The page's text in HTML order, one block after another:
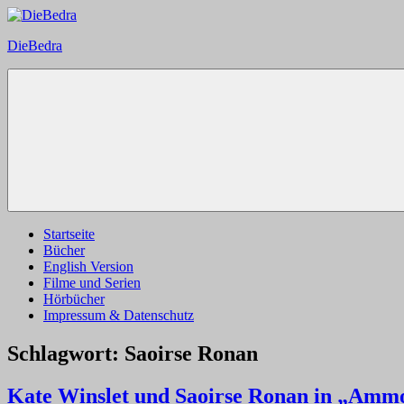
Zum
springen
DieBedra
Startseite
Bücher
English Version
Filme und Serien
Hörbücher
Impressum & Datenschutz
Schlagwort: Saoirse Ronan
Kate Winslet und Saoirse Ronan in